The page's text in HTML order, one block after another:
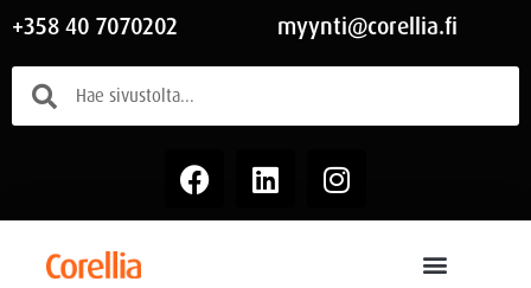
+358 40 7070202 myynti@corellia.fi